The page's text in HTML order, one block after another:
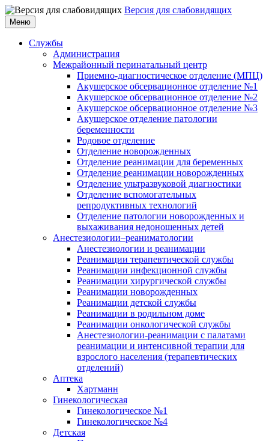
Версия для слабовидящих
Меню
Службы
Администрация
Межрайонный перинатальный центр
Приемно-диагностическое отделение (МПЦ)
Акушерское обсервационное отделение №1
Акушерское обсервационное отделение №2
Акушерское обсервационное отделение №3
Акушерское отделение патологии
беременности
Родовое отделение
Отделение новорожденных
Отделение реанимации для беременных
Отделение реанимации новорожденных
Отделение ультразвуковой диагностики
Отделение вспомогательных
репродуктивных технологий
Отделение патологии новорожденных и
выхаживания недоношенных детей
Анестезиологии–реаниматологии
Анестезиологии и реанимации
Реанимации терапевтической службы
Реанимации инфекционной службы
Реанимации хирургической службы
Реанимации новорожденных
Реанимации детской службы
Реанимации в родильном доме
Реанимации онкологической службы
Анестезиологии-реанимации с палатами
реанимации и интенсивной терапии для
взрослого населения (терапевтических
отделений)
Аптека
Хартманн
Гинекологическая
Гинекологическое №1
Гинекологическое №4
Детская